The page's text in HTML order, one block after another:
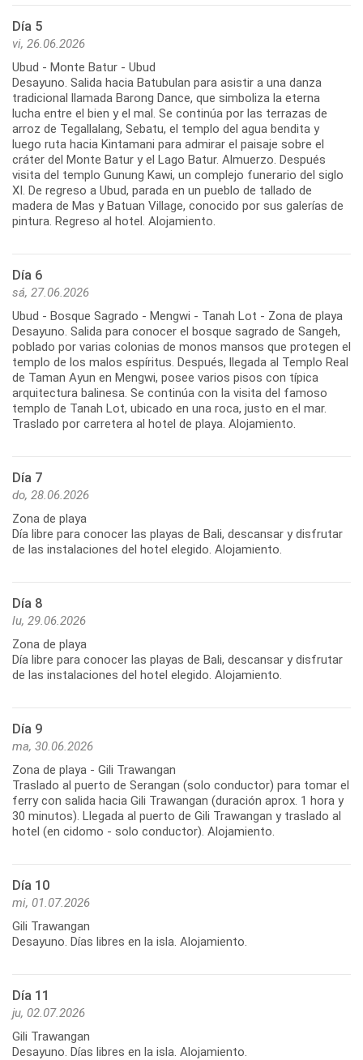
Día 5
vi, 26.06.2026
Ubud - Monte Batur - Ubud
Desayuno. Salida hacia Batubulan para asistir a una danza
tradicional llamada Barong Dance, que simboliza la eterna
lucha entre el bien y el mal. Se continúa por las terrazas de
arroz de Tegallalang, Sebatu, el templo del agua bendita y
luego ruta hacia Kintamani para admirar el paisaje sobre el
cráter del Monte Batur y el Lago Batur. Almuerzo. Después
visita del templo Gunung Kawi, un complejo funerario del siglo
XI. De regreso a Ubud, parada en un pueblo de tallado de
madera de Mas y Batuan Village, conocido por sus galerías de
pintura. Regreso al hotel. Alojamiento.
Día 6
sá, 27.06.2026
Ubud - Bosque Sagrado - Mengwi - Tanah Lot - Zona de playa
Desayuno. Salida para conocer el bosque sagrado de Sangeh,
poblado por varias colonias de monos mansos que protegen el
templo de los malos espíritus. Después, llegada al Templo Real
de Taman Ayun en Mengwi, posee varios pisos con típica
arquitectura balinesa. Se continúa con la visita del famoso
templo de Tanah Lot, ubicado en una roca, justo en el mar.
Traslado por carretera al hotel de playa. Alojamiento.
Día 7
do, 28.06.2026
Zona de playa
Día libre para conocer las playas de Bali, descansar y disfrutar
de las instalaciones del hotel elegido. Alojamiento.
Día 8
lu, 29.06.2026
Zona de playa
Día libre para conocer las playas de Bali, descansar y disfrutar
de las instalaciones del hotel elegido. Alojamiento.
Día 9
ma, 30.06.2026
Zona de playa - Gili Trawangan
Traslado al puerto de Serangan (solo conductor) para tomar el
ferry con salida hacia Gili Trawangan (duración aprox. 1 hora y
30 minutos). Llegada al puerto de Gili Trawangan y traslado al
hotel (en cidomo - solo conductor). Alojamiento.
Día 10
mi, 01.07.2026
Gili Trawangan
Desayuno. Días libres en la isla. Alojamiento.
Día 11
ju, 02.07.2026
Gili Trawangan
Desayuno. Días libres en la isla. Alojamiento.